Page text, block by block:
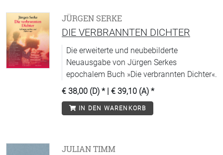
JÜRGEN SERKE
DIE VERBRANNTEN DICHTER
Die erweiterte und neubebilderte
Neuausgabe von Jürgen Serkes
epochalem Buch »Die verbrannten Dichter«.
€ 38,00 (D) * | € 39,10 (A) *
IN DEN WARENKORB
JULIAN TIMM